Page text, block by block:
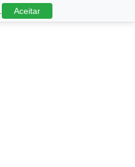
Aceitar